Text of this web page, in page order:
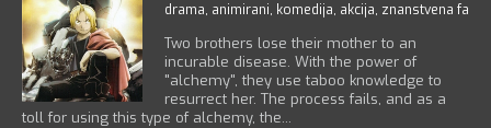
drama, animirani, komedija, akcija, znanstvena
Two brothers lose their mother to an
incurable disease. With the power of
"alchemy", they use taboo knowledge to
resurrect her. The process fails, and as a
toll for using this type of alchemy, the...